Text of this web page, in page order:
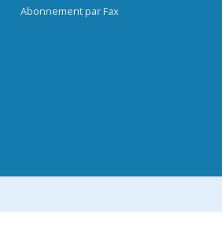
Abonnement par Fax